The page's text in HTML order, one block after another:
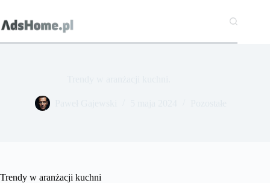
treści
Trendy w aranżacji kuchni